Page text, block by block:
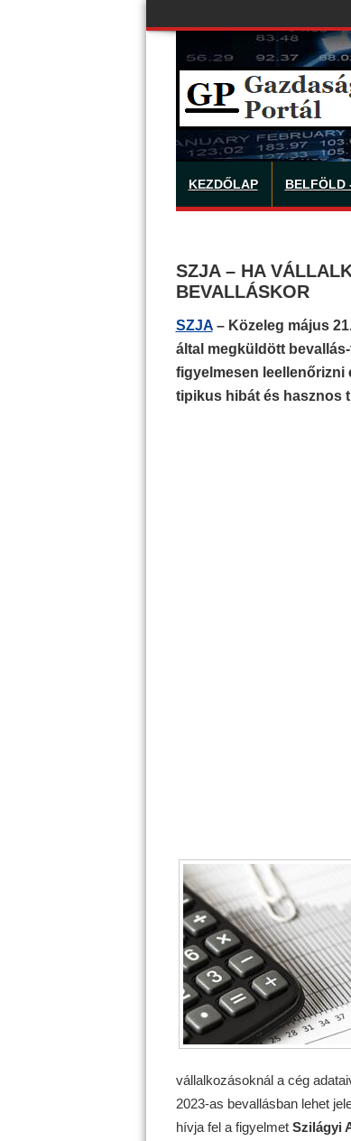
KEZDŐLAP BELFÖLD
SZJA – HA
BEVALLÁSKOR
SZJA– Közeleg május
által megküldött
figyelmesen leellenőrizni
tipikus hibát és hasznos
vállalkozásoknál a cég
2023-as bevallásban lehet
hívja fel a figyelmet Szilágyi